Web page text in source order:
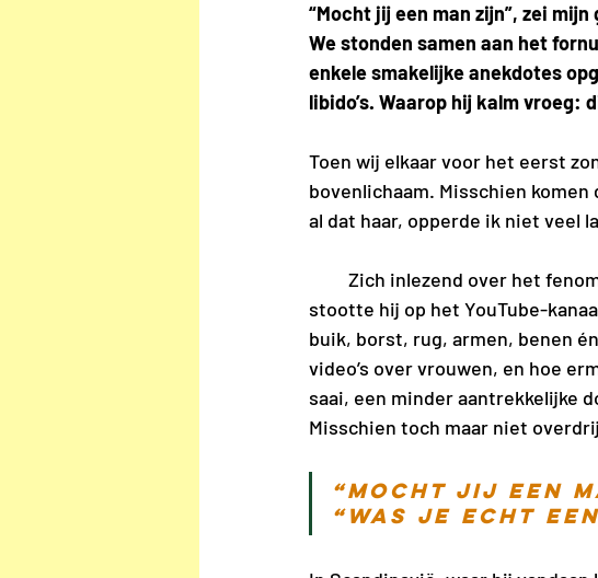
Gwyn Bouwman Alice
“Mocht jij een man zijn”, zei
We stonden samen aan het
enkele smakelijke anekdotes
libido’s. Waarop hij kalm
Toen wij elkaar voor het eerst
bovenlichaam. Misschien
al dat haar, opperde ik niet veel
Zich inlezend over het
stootte hij op het YouTube-
buik, borst, rug, armen, benen
video’s over vrouwen, en hoe
saai, een minder aantrekkelijke
Misschien toch maar niet
“Mocht jij een
“was je echt